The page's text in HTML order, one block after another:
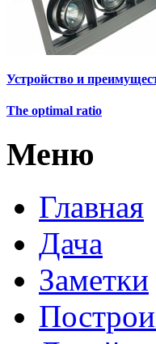
Устройство и
The optimal ratio
Меню
Главная
Дача
Заметки